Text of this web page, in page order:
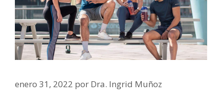
enero 31, 2022 por Dra. Ingrid Muñoz